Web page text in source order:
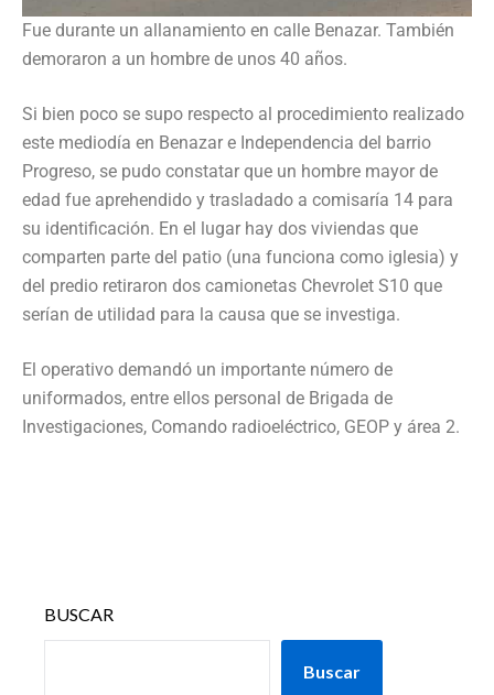
Fue durante un allanamiento en calle Benazar. También
demoraron a un hombre de unos 40 años.
Si bien poco se supo respecto al procedimiento realizado
este mediodía en Benazar e Independencia del barrio
Progreso, se pudo constatar que un hombre mayor de
edad fue aprehendido y trasladado a comisaría 14 para
su identificación. En el lugar hay dos viviendas que
comparten parte del patio (una funciona como iglesia) y
del predio retiraron dos camionetas Chevrolet S10 que
serían de utilidad para la causa que se investiga.
El operativo demandó un importante número de
uniformados, entre ellos personal de Brigada de
Investigaciones, Comando radioeléctrico, GEOP y área 2.
BUSCAR
Buscar